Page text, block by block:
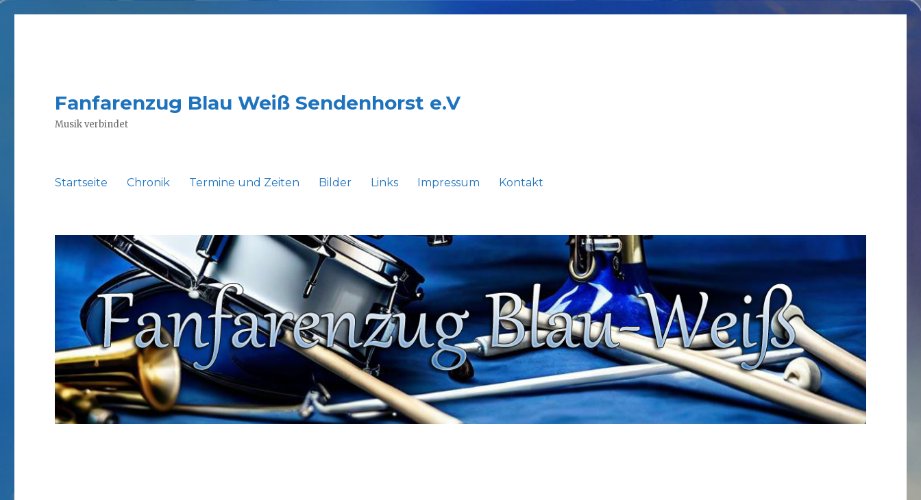
Fanfarenzug Blau Weiß Sendenhorst e.V
Musik verbindet
Startseite Chronik Termine und Zeiten Bilder Links Impressum Kontakt